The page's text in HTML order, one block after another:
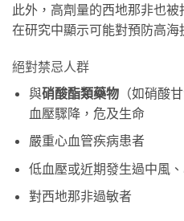
此外，高劑量的西地那非也被
在研究中顯示可能對預防高海
絕對禁忌人群
與硝酸酯類藥物（如硝酸
血壓驟降，危及生命
嚴重心血管疾病患者
低血壓或近期發生過中風
對西地那非過敏者